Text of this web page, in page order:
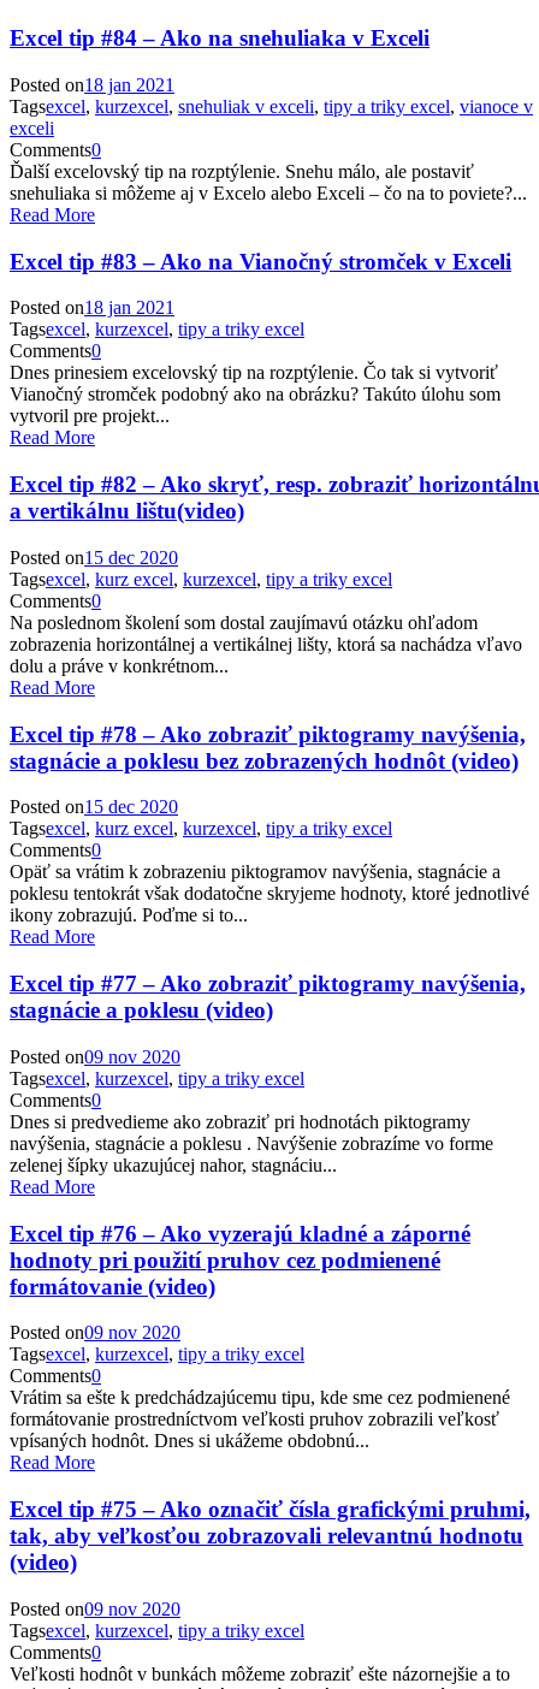
Excel tip #84 – Ako na snehuliaka v Exceli
Posted on18 jan 2021
Tagsexcel, kurzexcel, snehuliak v exceli, tipy a triky excel, vianoce v
exceli
Comments0
Ďalší excelovský tip na rozptýlenie. Snehu málo, ale postaviť
snehuliaka si môžeme aj v Excelo alebo Exceli – čo na to poviete?...
Read More
Excel tip #83 – Ako na Vianočný stromček v Exceli
Posted on18 jan 2021
Tagsexcel, kurzexcel, tipy a triky excel
Comments0
Dnes prinesiem excelovský tip na rozptýlenie. Čo tak si vytvoriť
Vianočný stromček podobný ako na obrázku? Takúto úlohu som
vytvoril pre projekt...
Read More
Excel tip #82 – Ako skryť, resp. zobraziť
a vertikálnu lištu(video)
Posted on15 dec 2020
Tagsexcel, kurz excel, kurzexcel, tipy a triky excel
Comments0
Na poslednom školení som dostal zaujímavú otázku ohľadom
zobrazenia horizontálnej a vertikálnej lišty, ktorá sa nachádza vľavo
dolu a práve v konkrétnom...
Read More
Excel tip #78 – Ako zobraziť piktogramy navýšenia,
stagnácie a poklesu bez zobrazených hodnôt (video)
Posted on15 dec 2020
Tagsexcel, kurz excel, kurzexcel, tipy a triky excel
Comments0
Opäť sa vrátim k zobrazeniu piktogramov navýšenia, stagnácie a
poklesu tentokrát však dodatočne skryjeme hodnoty, ktoré jednotlivé
ikony zobrazujú. Poďme si to...
Read More
Excel tip #77 – Ako zobraziť piktogramy navýšenia,
stagnácie a poklesu (video)
Posted on09 nov 2020
Tagsexcel, kurzexcel, tipy a triky excel
Comments0
Dnes si predvedieme ako zobraziť pri hodnotách piktogramy
navýšenia, stagnácie a poklesu . Navýšenie zobrazíme vo forme
zelenej šípky ukazujúcej nahor, stagnáciu...
Read More
Excel tip #76 – Ako vyzerajú kladné a záporné
hodnoty pri použití pruhov cez podmienené
formátovanie (video)
Posted on09 nov 2020
Tagsexcel, kurzexcel, tipy a triky excel
Comments0
Vrátim sa ešte k predchádzajúcemu tipu, kde sme cez podmienené
formátovanie prostredníctvom veľkosti pruhov zobrazili veľkosť
vpísaných hodnôt. Dnes si ukážeme obdobnú...
Read More
Excel tip #75 – Ako označiť čísla grafickými pruhmi,
tak, aby veľkosťou zobrazovali relevantnú hodnotu
(video)
Posted on09 nov 2020
Tagsexcel, kurzexcel, tipy a triky excel
Comments0
Veľkosti hodnôt v bunkách môžeme zobraziť ešte názornejšie a to